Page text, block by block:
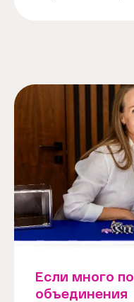
Если много
объединения